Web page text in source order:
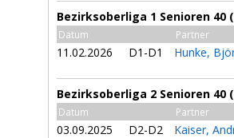
Bezirksoberliga 1 Senioren 40
Datum Partner
11.02.2026 D1-D1 Hunke,
Bezirksoberliga 2 Senioren 40
Datum Partner
03.09.2025 D2-D2 Kaiser,